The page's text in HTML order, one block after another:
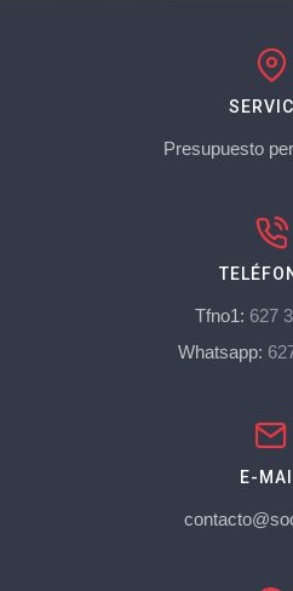
Presupuesto
Tfno1: 627
Whatsapp:
E-